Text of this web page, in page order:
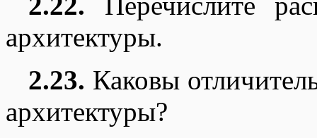
архитектуры.
2.23. Каковы
архитектуры?